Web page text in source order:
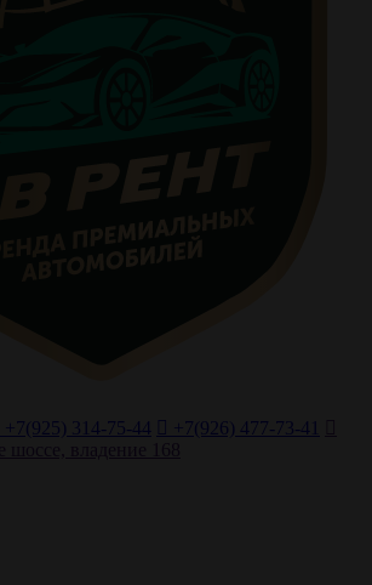
+7(925) 314-75-44
+7(926) 477-73-41